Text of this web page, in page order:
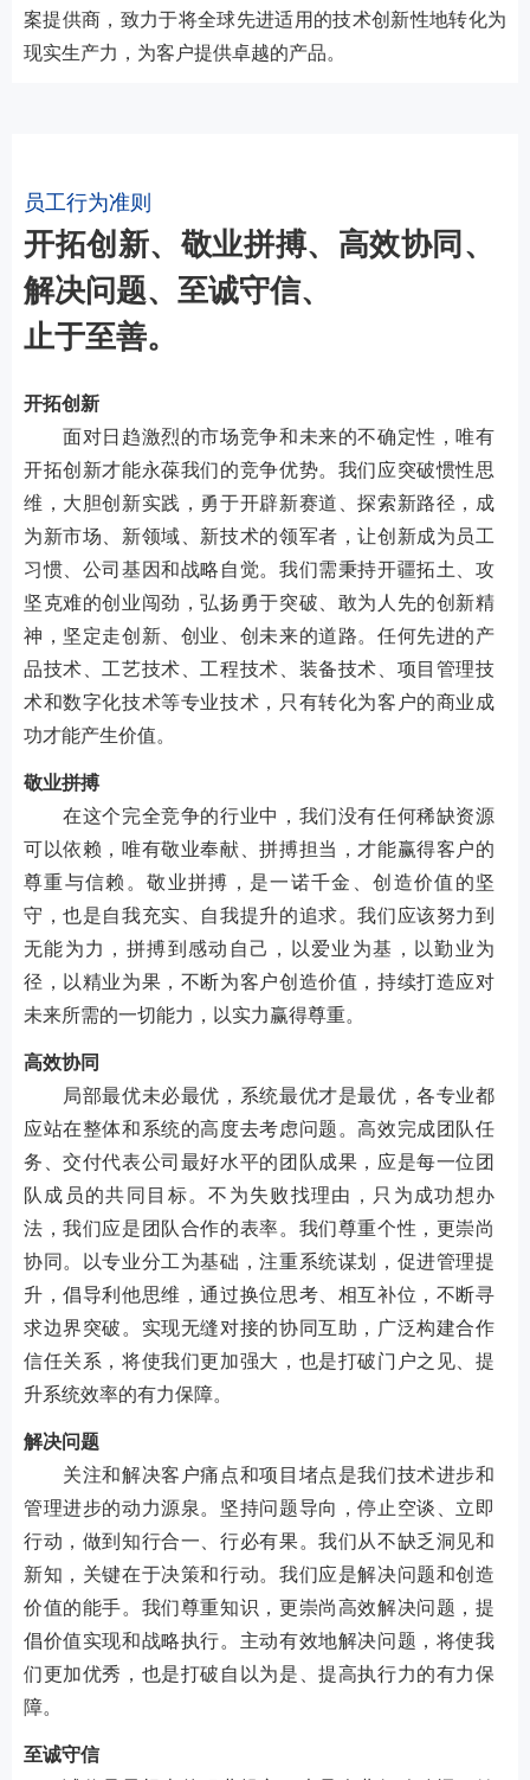
员工行为准则
开拓创新、敬业拼搏、高效协同、
解决问题、至诚守信、
止于至善。
开拓创新
面对日趋激烈的市场竞争和未来的不确定性，唯有
开拓创新才能永葆我们的竞争优势。我们应突破惯性思
维，大胆创新实践，勇于开辟新赛道、探索新路径，成
为新市场、新领域、新技术的领军者，让创新成为员工
习惯、公司基因和战略自觉。我们需秉持开疆拓土、攻
坚克难的创业闯劲，弘扬勇于突破、敢为人先的创新精
神，坚定走创新、创业、创未来的道路。任何先进的产
品技术、工艺技术、工程技术、装备技术、项目管理技
术和数字化技术等专业技术，只有转化为客户的商业成
功才能产生价值。
敬业拼搏
在这个完全竞争的行业中，我们没有任何稀缺资源
可以依赖，唯有敬业奉献、拼搏担当，才能赢得客户的
尊重与信赖。敬业拼搏，是一诺千金、创造价值的坚
守，也是自我充实、自我提升的追求。我们应该努力到
无能为力，拼搏到感动自己，以爱业为基，以勤业为
径，以精业为果，不断为客户创造价值，持续打造应对
未来所需的一切能力，以实力赢得尊重。
高效协同
局部最优未必最优，系统最优才是最优，各专业都
应站在整体和系统的高度去考虑问题。高效完成团队任
务、交付代表公司最好水平的团队成果，应是每一位团
队成员的共同目标。不为失败找理由，只为成功想办
法，我们应是团队合作的表率。我们尊重个性，更崇尚
协同。以专业分工为基础，注重系统谋划，促进管理提
升，倡导利他思维，通过换位思考、相互补位，不断寻
求边界突破。实现无缝对接的协同互助，广泛构建合作
信任关系，将使我们更加强大，也是打破门户之见、提
升系统效率的有力保障。
解决问题
关注和解决客户痛点和项目堵点是我们技术进步和
管理进步的动力源泉。坚持问题导向，停止空谈、立即
行动，做到知行合一、行必有果。我们从不缺乏洞见和
新知，关键在于决策和行动。我们应是解决问题和创造
价值的能手。我们尊重知识，更崇尚高效解决问题，提
倡价值实现和战略执行。主动有效地解决问题，将使我
们更加优秀，也是打破自以为是、提高执行力的有力保
障。
至诚守信
案提供商，致力于将全球先进适用的技术创新性地转化为
现实生产力，为客户提供卓越的产品。